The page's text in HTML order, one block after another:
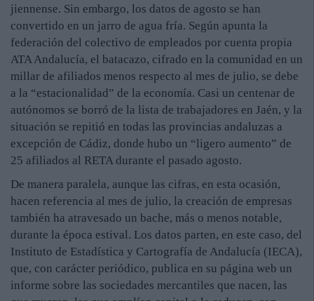
jiennense. Sin embargo, los datos de agosto se han
convertido en un jarro de agua fría. Según apunta la
federación del colectivo de empleados por cuenta propia
ATA Andalucía, el batacazo, cifrado en la comunidad en un
millar de afiliados menos respecto al mes de julio, se debe
a la “estacionalidad” de la economía. Casi un centenar de
autónomos se borró de la lista de trabajadores en Jaén, y la
situación se repitió en todas las provincias andaluzas a
excepción de Cádiz, donde hubo un “ligero aumento” de
25 afiliados al RETA durante el pasado agosto.
De manera paralela, aunque las cifras, en esta ocasión,
hacen referencia al mes de julio, la creación de empresas
también ha atravesado un bache, más o menos notable,
durante la época estival. Los datos parten, en este caso, del
Instituto de Estadística y Cartografía de Andalucía (IECA),
que, con carácter periódico, publica en su página web un
informe sobre las sociedades mercantiles que nacen, las